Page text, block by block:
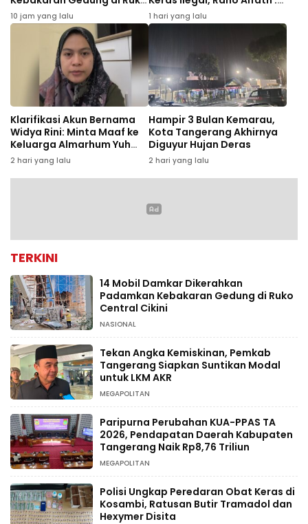
Central Cikini
10 jam yang lalu
Bukti Tetap Profesional
Jalankan Tugas
1 hari yang lalu
Klarifikasi Akun Bernama
Widya Rini: Minta Maaf ke
Keluarga Almarhum Yuh
Rizal dan Instansi
2 hari yang lalu
Hampir 3 Bulan Kemarau,
Kota Tangerang Akhirnya
Diguyur Hujan Deras
2 hari yang lalu
TERKINI
14 Mobil Damkar Dikerahkan
Padamkan Kebakaran Gedung di Ruko
Central Cikini
NASIONAL
Tekan Angka Kemiskinan, Pemkab
Tangerang Siapkan Suntikan Modal
untuk LKM AKR
MEGAPOLITAN
Paripurna Perubahan KUA-PPAS TA
2026, Pendapatan Daerah Kabupaten
Tangerang Naik Rp8,76 Triliun
MEGAPOLITAN
Polisi Ungkap Peredaran Obat Keras di
Kosambi, Ratusan Butir Tramadol dan
Hexymer Disita